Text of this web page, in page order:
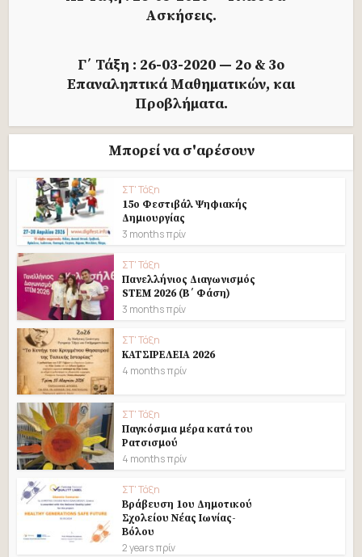
Ασκήσεις.
Γ΄ Τάξη : 26-03-2020 — 2ο & 3ο
Επαναληπτικά Μαθηματικών, και
Προβλήματα.
Μπορεί να σ'αρέσουν
ΣΤ' Τάξη
15ο Φεστιβάλ Ψηφιακής
Δημιουργίας
3 months πρίν
ΣΤ' Τάξη
Πανελλήνιος Διαγωνισμός
STEM 2026 (B΄ Φάση)
3 months πρίν
ΣΤ' Τάξη
ΚΑΤΣΙΡΕΛΕΙΑ 2026
4 months πρίν
ΣΤ' Τάξη
Παγκόσμια μέρα κατά του
Ρατσισμού
4 months πρίν
ΣΤ' Τάξη
Βράβευση 1ου Δημοτικού
Σχολείου Νέας Ιωνίας-
Βόλου
2 years πρίν